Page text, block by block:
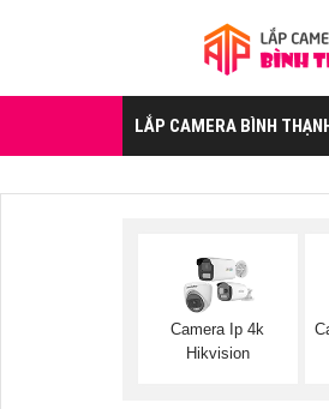
LẮP CAMERA BÌNH
Camera Ip 4k
Hikvision